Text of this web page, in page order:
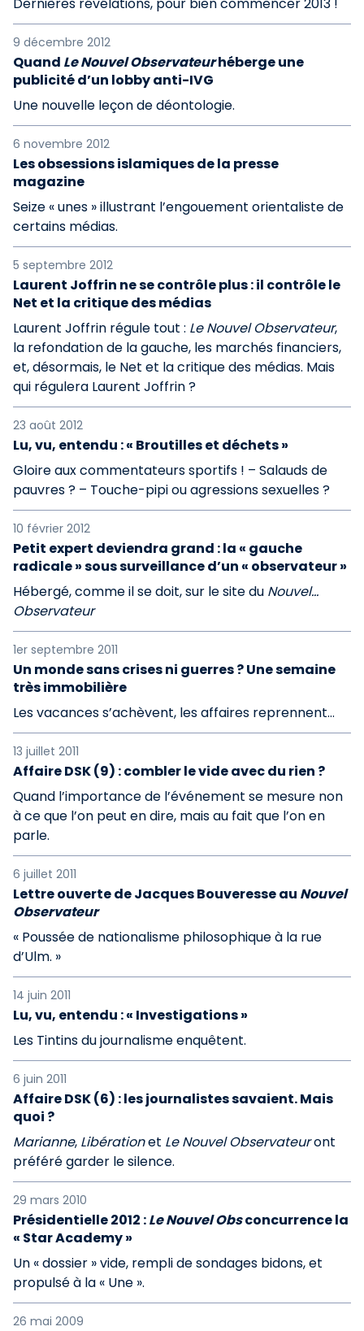
9 décembre 2012
Quand Le Nouvel Observateurhéberge une
publicité d’un lobby anti-IVG
Une nouvelle leçon de déontologie.
6 novembre 2012
Les obsessions islamiques de la presse
magazine
Seize « unes » illustrant l’engouement orientaliste de
certains médias.
5 septembre 2012
Laurent Joffrin ne se contrôle plus : il contrôle le
Net et la critique des médias
Laurent Joffrin régule tout : Le Nouvel Observateur,
la refondation de la gauche, les marchés financiers,
et, désormais, le Net et la critique des médias. Mais
qui régulera Laurent Joffrin ?
23 août 2012
Lu, vu, entendu : « Broutilles et déchets »
Gloire aux commentateurs sportifs ! – Salauds de
pauvres ? – Touche-pipi ou agressions sexuelles ?
10 février 2012
Petit expert deviendra grand : la « gauche
radicale » sous surveillance d’un « observateur »
Hébergé, comme il se doit, sur le site du Nouvel…
Observateur
1er septembre 2011
Un monde sans crises ni guerres ? Une semaine
très immobilière
Les vacances s’achèvent, les affaires reprennent…
13 juillet 2011
Affaire DSK (9) : combler le vide avec du rien ?
Quand l’importance de l’événement se mesure non
à ce que l’on peut en dire, mais au fait que l’on en
parle.
6 juillet 2011
Lettre ouverte de Jacques Bouveresse au Nouvel
Observateur
« Poussée de nationalisme philosophique à la rue
d’Ulm. »
14 juin 2011
Lu, vu, entendu : « Investigations »
Les Tintins du journalisme enquêtent.
6 juin 2011
Affaire DSK (6) : les journalistes savaient. Mais
quoi ?
Marianne, Libérationet Le Nouvel Observateuront
préféré garder le silence.
29 mars 2010
Présidentielle 2012 :Le Nouvel Obsconcurrence la
« Star Academy »
Un « dossier » vide, rempli de sondages bidons, et
propulsé à la « Une ».
26 mai 2009